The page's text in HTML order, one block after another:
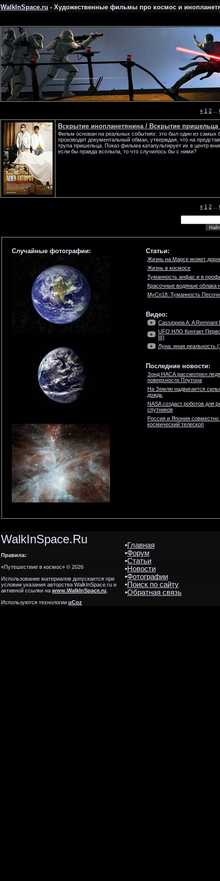
WalkInSpace.ru- Художественные фильмы про космос и
« 1 2
Вскрытие инопланетянина / Вскрытие
Фильм основан на реальных событиях: это был один из самых
производит документальный обман, утверждая, что на
трупа пришельца. Показ фильма катапультирует их в центр
если бы правда всплыла, то что случилось бы с ними?
« 1 2
Случайные фотографии: Статьи:
Жизнь на Марсе может
Жизнь в космосе
Туманность анфас и в
Красочные водяные облака
MyCn18: Туманность
Видео:
Cassiopeia A: A Remnant
UFO НЛО Контакт
III)
Луна: иная реальность
Последние новости:
Зонд НАСА рассмотрел
поверхности Плутона
На Землю надвигается
дождь
NASA создаст роботов для
спутников
Россия и Япония совместно
космический телескоп
WalkInSpace.Ru
Правила:
«Путешествие в космос» © 2026
Использование материалов допускается при
условии указания авторства WalkInSpace.ru и
активной ссылки наwww.WalkInSpace.ru.
Используются технологииuCoz
•Главная
•Форум
•Статьи
•Новости
•Фотографии
•Поиск по сайту
•Обратная связь